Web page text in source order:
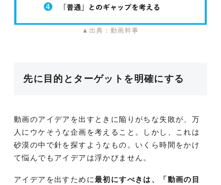
▲出典：動画幹事
先に目的とターゲットを明確にする
動画のアイデアを出すときに陥りがちな失敗が、万
人にウケそうな企画を考えること。しかし、これは
砂漠の中で針を探すようなもの。いくら時間をかけ
て悩んでもアイデアは浮かびません。
アイデアを出すために最初にすべきは、「動画の目